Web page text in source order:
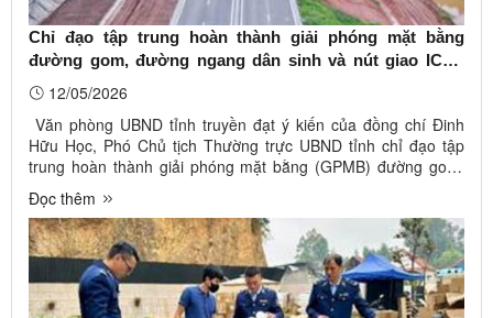
Chỉ đạo tập trung hoàn thành giải phóng mặt bằng
đường gom, đường ngang dân sinh và nút giao IC04,
bảo đảm tiến độ thông xe đoạn IC03 - Km45+130, dự án
cao tốc Hữu Nghị - Chi Lăng
12/05/2026
Văn phòng UBND tỉnh truyền đạt ý kiến của đồng chí Đinh
Hữu Học, Phó Chủ tịch Thường trực UBND tỉnh chỉ đạo tập
trung hoàn thành giải phóng mặt bằng (GPMB) đường gom,
đường ngang dân sinh và nút giao IC04, bảo đảm tiến độ
thông xe đoạn IC03 - Km45+130, dự án cao tốc Hữu Nghị -
Chi Lăng, tại Công ...
Đọc thêm